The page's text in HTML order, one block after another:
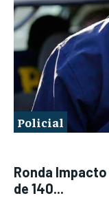
Policial
Ronda
de 140...